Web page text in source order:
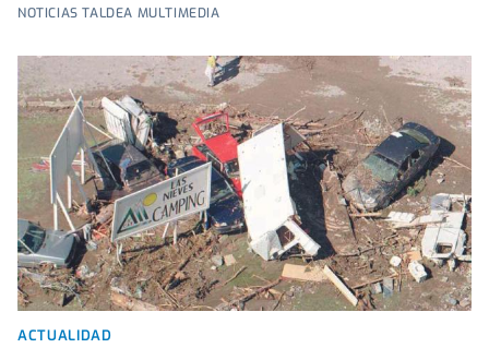
NOTICIAS TALDEA MULTIMEDIA
ACTUALIDAD